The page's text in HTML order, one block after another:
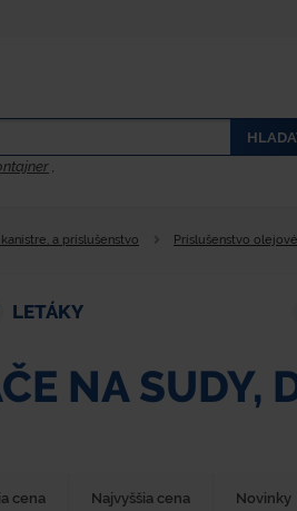
,
a príslušenstvo Príslušenstvo
LETÁKY
NA SUDY,
cena Najvyššia cena Novinky